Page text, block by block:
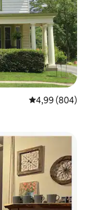
Priemerné
4,99 (804)